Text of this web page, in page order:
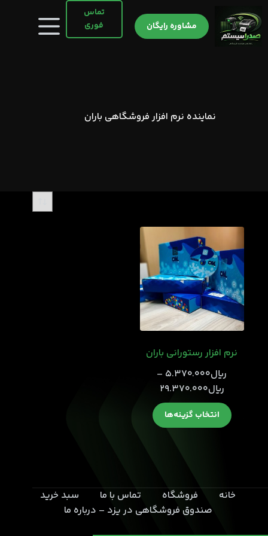
به
محتوا
مشاوره رایگان
تماس
فوری
نماینده نرم افزار فروشگاهی باران
نرم افزار رستورانی باران
﷼5.370.000
–
﷼29.370.000
قیمت:
انتخاب گزینه‌ها
این
محصول
دارای
انواع
می
باشد.
گزینه
خانه فروشگاه تماس با ما
سبد خرید
صندوق فروشگاهی در یزد – درباره ما